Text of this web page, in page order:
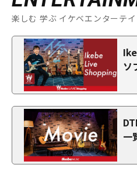
楽しむ 学ぶ イケベエンターテ
ソ
一